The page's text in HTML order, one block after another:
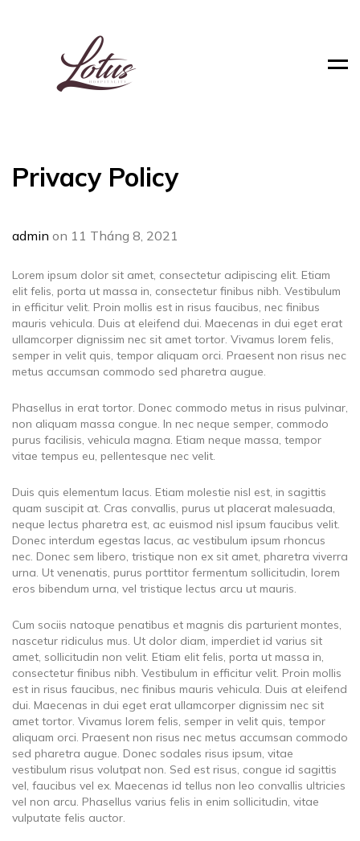
Privacy Policy
admin on 11 Tháng 8, 2021
Lorem ipsum dolor sit amet, consectetur adipiscing elit. Etiam
elit felis, porta ut massa in, consectetur finibus nibh. Vestibulum
in efficitur velit. Proin mollis est in risus faucibus, nec finibus
mauris vehicula. Duis at eleifend dui. Maecenas in dui eget erat
ullamcorper dignissim nec sit amet tortor. Vivamus lorem felis,
semper in velit quis, tempor aliquam orci. Praesent non risus nec
metus accumsan commodo sed pharetra augue.
Phasellus in erat tortor. Donec commodo metus in risus pulvinar,
non aliquam massa congue. In nec neque semper, commodo
purus facilisis, vehicula magna. Etiam neque massa, tempor
vitae tempus eu, pellentesque nec velit.
Duis quis elementum lacus. Etiam molestie nisl est, in sagittis
quam suscipit at. Cras convallis, purus ut placerat malesuada,
neque lectus pharetra est, ac euismod nisl ipsum faucibus velit.
Donec interdum egestas lacus, ac vestibulum ipsum rhoncus
nec. Donec sem libero, tristique non ex sit amet, pharetra viverra
urna. Ut venenatis, purus porttitor fermentum sollicitudin, lorem
eros bibendum urna, vel tristique lectus arcu ut mauris.
Cum sociis natoque penatibus et magnis dis parturient montes,
nascetur ridiculus mus. Ut dolor diam, imperdiet id varius sit
amet, sollicitudin non velit. Etiam elit felis, porta ut massa in,
consectetur finibus nibh. Vestibulum in efficitur velit. Proin mollis
est in risus faucibus, nec finibus mauris vehicula. Duis at eleifend
dui. Maecenas in dui eget erat ullamcorper dignissim nec sit
amet tortor. Vivamus lorem felis, semper in velit quis, tempor
aliquam orci. Praesent non risus nec metus accumsan commodo
sed pharetra augue. Donec sodales risus ipsum, vitae
vestibulum risus volutpat non. Sed est risus, congue id sagittis
vel, faucibus vel ex. Maecenas id tellus non leo convallis ultricies
vel non arcu. Phasellus varius felis in enim sollicitudin, vitae
vulputate felis auctor.